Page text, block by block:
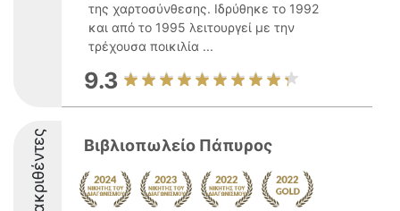
της χαρτοσύνθεσης. Ιδρύθηκε το 1992
και από το 1995 λειτουργεί με την
τρέχουσα ποικιλία ...
9.3
Διακριθέντες Βιβλιοπωλείο Πάπυρος